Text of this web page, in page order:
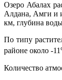
Озеро Абалах
Алдана, Амги и
км, глубина
По типу
районе около -11
Количество